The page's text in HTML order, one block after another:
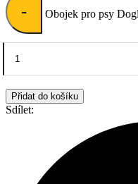
- Obojek pro psy
Přidat do košíku
Sdílet: